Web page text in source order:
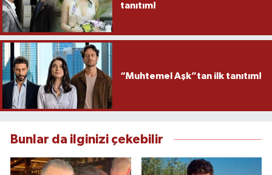
tanıtım!
“Muhtemel Aşk”tan ilk tanıtım!
Bunlar da ilginizi çekebilir